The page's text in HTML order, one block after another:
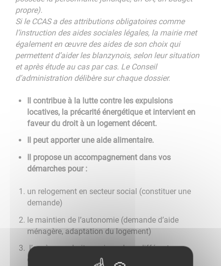
propre).
Si le CCAS a des attributions obligatoires comme
l’instruction des aides sociales légales, la mairie met
également en œuvre des aides de son choix qui
permettent d’aider les blanzynois, selon leur situation
et après étude au cas par cas. Le Conseil
d’administration délibère sur chaque dossier.
Il contribue à la lutte contre les expulsions
locatives, la précarité énergétique et intervient en
faveur du droit à un logement décent.
Il peut apporter une aide alimentaire.
Il propose un accompagnement dans vos
démarches pour :
un relogement en secteur social (constituer une
demande)
le maintien de l’autonomie (demande d’aide
ménagère, adaptation du logement)
l’accès aux droits sociaux dans différents
domaines (demandes de pensions de réversion,